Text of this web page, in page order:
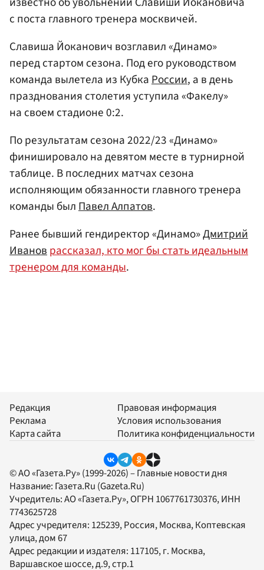
с поста главного тренера москвичей.
Славиша Йоканович возглавил «Динамо»
перед стартом сезона. Под его руководством
команда вылетела из КубкаРоссии, а в день
празднования столетия уступила «Факелу»
на своем стадионе 0:2.
По результатам сезона 2022/23 «Динамо»
финишировало на девятом месте в турнирной
таблице. В последних матчах сезона
исполняющим обязанности главного тренера
команды былПавел Алпатов.
Ранее бывший гендиректор «Динамо»Дмитрий
Ивановрассказал, кто мог бы стать идеальным
тренером для команды.
Редакция
Реклама
Карта сайта
Правовая информация
Условия использования
Политика конфиденциальности
© АО «Газета.Ру» (1999-2026) – Главные новости дня
Название: Газета.Ru (Gazeta.Ru)
Учредитель:АО «Газета.Ру», ОГРН 1067761730376, ИНН
7743625728
Адрес учредителя: 125239, Россия, Москва, Коптевская
улица, дом 67
Адрес редакции и издателя: 117105, г. Москва,
Варшавское шоссе, д.9, стр.1